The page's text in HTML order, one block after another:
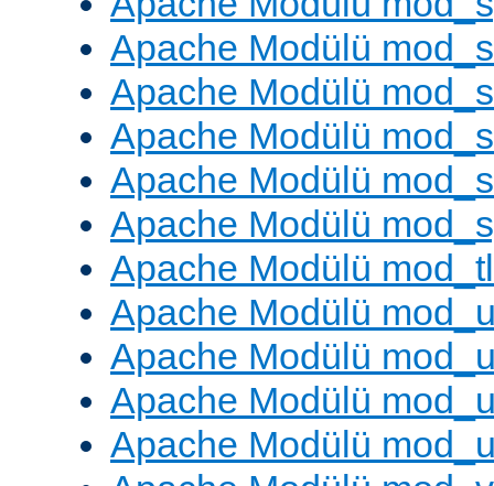
Apache Modülü
Apache Modülü
Apache Modülü
Apache Modülü
Apache Modülü
Apache Modülü
Apache Modülü
Apache Modülü
Apache Modülü
Apache Modülü